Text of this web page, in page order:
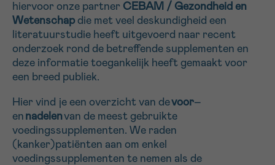
hiervoor onze partner CEBAM / Gezondheid en
Wetenschapdie met veel deskundigheid een
literatuurstudie heeft uitgevoerd naar recent
onderzoek rond de betreffende supplementen en
deze informatie toegankelijk heeft gemaakt voor
een breed publiek.
Hier vind je een overzicht van devoor–
en nadelenvan de meest gebruikte
voedingssupplementen. We raden
(kanker)patiënten aan om enkel
voedingssupplementen te nemen als de
Ja, stuur mij de nieuwsbrief
Ik aanvaard de
Sturen